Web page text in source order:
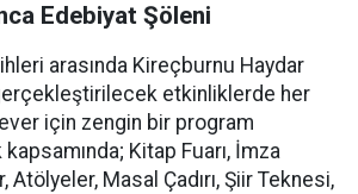
Edebiyat Şöleni
arasında Kireçburnu Haydar
etkinliklerde her
için zengin bir program
kapsamında; Kitap Fuarı, İmza
Atölyeler, Masal Çadırı, Şiir Teknesi,